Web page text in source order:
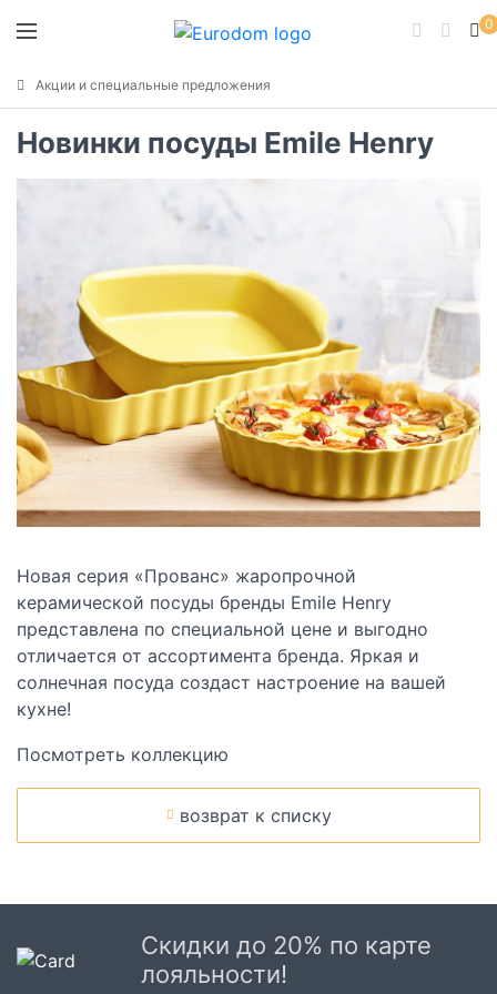
0
Акции и специальные предложения
Новинки посуды Emile Henry
Новая серия «Прованс» жаропрочной
керамической посуды бренды Emile Henry
представлена по специальной цене и выгодно
отличается от ассортимента бренда. Яркая и
солнечная посуда создаст настроение на вашей
кухне!
Посмотреть коллекцию
возврат к списку
Скидки до 20% по карте
лояльности!